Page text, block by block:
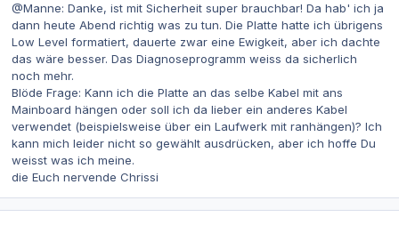
@Manne: Danke, ist mit Sicherheit super brauchbar! Da hab' ich ja
dann heute Abend richtig was zu tun. Die Platte hatte ich übrigens
Low Level formatiert, dauerte zwar eine Ewigkeit, aber ich dachte
das wäre besser. Das Diagnoseprogramm weiss da sicherlich
noch mehr.
Blöde Frage: Kann ich die Platte an das selbe Kabel mit ans
Mainboard hängen oder soll ich da lieber ein anderes Kabel
verwendet (beispielsweise über ein Laufwerk mit ranhängen)? Ich
kann mich leider nicht so gewählt ausdrücken, aber ich hoffe Du
weisst was ich meine.
die Euch nervende Chrissi